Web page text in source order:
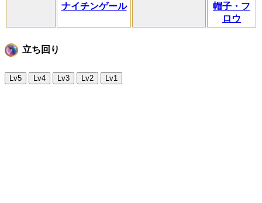
ナイチンゲール
帽子・フ
ロウ
立ち回り
Lv5 Lv4 Lv3 Lv2 Lv1